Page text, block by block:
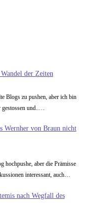
der Zeiten
Blogs zu pushen, aber ich bin
gestossen und..…
Wernher von Braun nicht
hochpushe, aber die Prämisse
interessant, auch…
nach Wegfall des